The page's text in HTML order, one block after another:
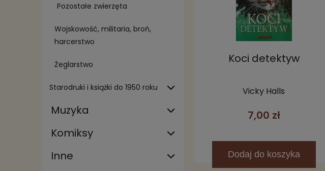
Pozostałe zwierzęta
Wojskowość, militaria, broń,
harcerstwo
Żeglarstwo
Starodruki i książki do 1950 roku
Muzyka
Komiksy
Inne
Koci detektyw
Vicky Halls
7,00 zł
Dodaj do koszyka